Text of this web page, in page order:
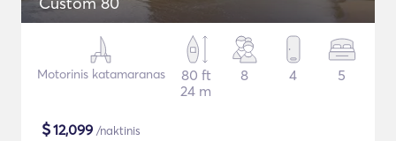
Motorinis katamaranas
80 ft
24 m
8 4 5
$12,099 /naktinis